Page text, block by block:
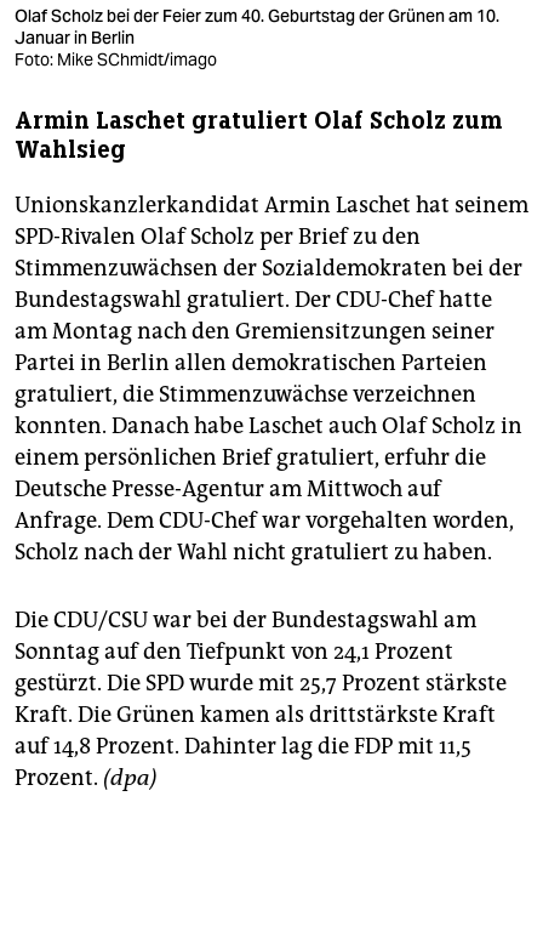
veranstaltungen
shop
fragen & hilfe
unterstützen
abo
genossenschaft
epaper login
Olaf Scholz bei der Feier zum 40. Geburtstag der Grünen am 10.
Januar in Berlin
Foto: Mike SChmidt/imago
Armin Laschet gratuliert Olaf Scholz zum
Wahlsieg
Unionskanzlerkandidat Armin Laschet hat seinem
SPD-Rivalen Olaf Scholz per Brief zu den
Stimmenzuwächsen der Sozialdemokraten bei der
Bundestagswahl gratuliert. Der CDU-Chef hatte
am Montag nach den Gremiensitzungen seiner
Partei in Berlin allen demokratischen Parteien
gratuliert, die Stimmenzuwächse verzeichnen
konnten. Danach habe Laschet auch Olaf Scholz in
einem persönlichen Brief gratuliert, erfuhr die
Deutsche Presse-Agentur am Mittwoch auf
Anfrage. Dem CDU-Chef war vorgehalten worden,
Scholz nach der Wahl nicht gratuliert zu haben.
Die CDU/CSU war bei der Bundestagswahl am
Sonntag auf den Tiefpunkt von 24,1 Prozent
gestürzt. Die SPD wurde mit 25,7 Prozent stärkste
Kraft. Die Grünen kamen als drittstärkste Kraft
auf 14,8 Prozent. Dahinter lag die FDP mit 11,5
Prozent. (dpa)